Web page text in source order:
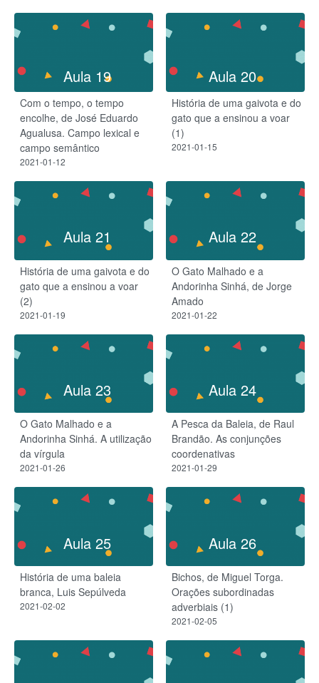
Aula 19
Com o tempo, o tempo
encolhe, de José Eduardo
Agualusa. Campo lexical e
campo semântico
2021-01-12
Aula 20
História de uma gaivota e do
gato que a ensinou a voar
(1)
2021-01-15
Aula 21
História de uma gaivota e do
gato que a ensinou a voar
(2)
2021-01-19
Aula 22
O Gato Malhado e a
Andorinha Sinhá, de Jorge
Amado
2021-01-22
Aula 23
O Gato Malhado e a
Andorinha Sinhá. A utilização
da vírgula
2021-01-26
Aula 24
A Pesca da Baleia, de Raul
Brandão. As conjunções
coordenativas
2021-01-29
Aula 25
História de uma baleia
branca, Luis Sepúlveda
2021-02-02
Aula 26
Bichos, de Miguel Torga.​
Orações subordinadas
adverbiais (1)
2021-02-05